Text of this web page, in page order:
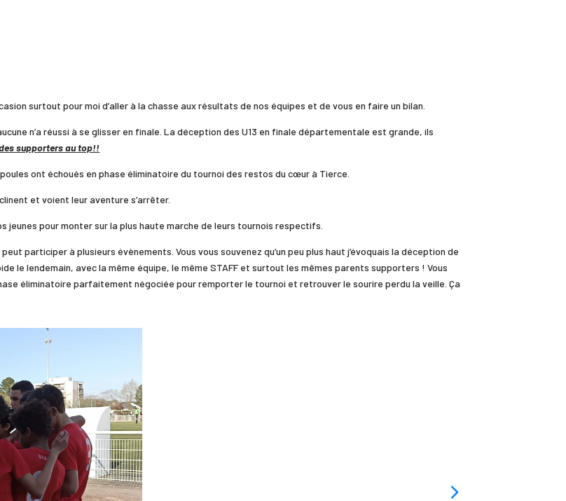
surtout pour moi d’aller à la chasse aux résultats de nos équipes et de vous en faire un bilan.
n’a réussi à se glisser en finale. La déception des U13 en finale départementale est grande, ils
supporters au top!!
ont échoués en phase éliminatoire du tournoi des restos du cœur à Tierce.
et voient leur aventure s’arrêter.
jeunes pour monter sur la plus haute marche de leurs tournois respectifs.
participer à plusieurs évènements. Vous vous souvenez qu’un peu plus haut j’évoquais la déception de
le lendemain, avec la même équipe, le même STAFF et surtout les mêmes parents supporters ! Vous
éliminatoire parfaitement négociée pour remporter le tournoi et retrouver le sourire perdu la veille. Ça